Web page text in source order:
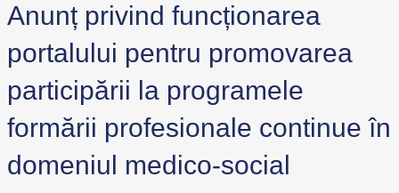
Anunț privind funcționarea
portalului pentru promovarea
participării la programele
formării profesionale continue în
domeniul medico-social